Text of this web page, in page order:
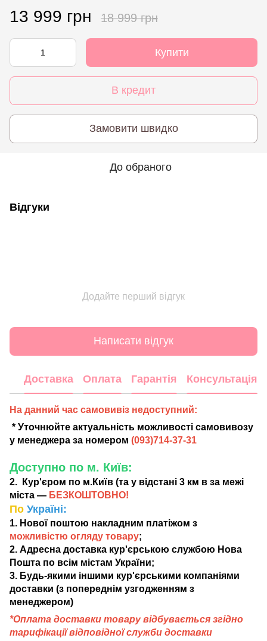
13 999 грн 18 999 грн
Купити
В кредит
Замовити швидко
До обраного
Відгуки
Додайте перший відгук
Написати відгук
Доставка Оплата Гарантія Консультація
На данний час самовивіз недоступний:
* Уточнюйте актуальність можливості самовивозу
у менеджера за номером (093)714-37-31
Доступно по м. Київ:
2. Кур'єром по м.Київ (та у відстані 3 км в за межі
міста — БЕЗКОШТОВНО!
По Україні:
1. Нової поштою накладним платіжом з
можливістю огляду товару;
2. Адресна доставка кур'єрською службою Нова
Пошта по всім містам України;
3. Будь-якими іншими кур'єрськими компаніями
доставки (з попереднім узгодженням з
менеджером)
*Оплата доставки товару відбувається згідно
тарифікації відповідної служби доставки